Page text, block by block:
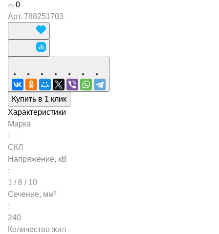
0
Арт. 788251703
Купить в 1 клик
Характеристики
Марка
:
СКЛ
Напряжение, кВ
:
1 / 6 / 10
Сечение, мм²
:
240
Количество жил